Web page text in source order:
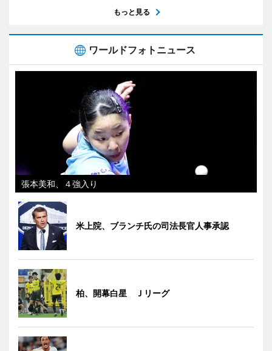
もっと見る
ワールドフォトニュース
張本美和、４強入り
米上院、ブランチ氏の司法長官人事承認
柏、開幕白星 Ｊリーグ